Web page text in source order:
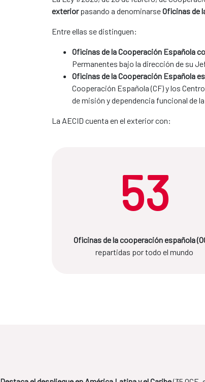
exteriorpasando a denominarseOficinas de
Entre ellas se distinguen:
Oficinas de la Cooperación Española
Permanentes bajo la dirección de su
Oficinas de la Cooperación Española
Cooperación Española (CF) y los
de misión y dependencia funcional de la
La AECID cuenta en el exterior con:
53
Oficinas de la cooperación española
repartidas por todo el mundo